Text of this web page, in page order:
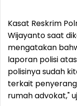
Kasat Reskrim
Wijayanto saat
mengatakan
laporan polisi
polisinya sudah
terkait
rumah advokat,"